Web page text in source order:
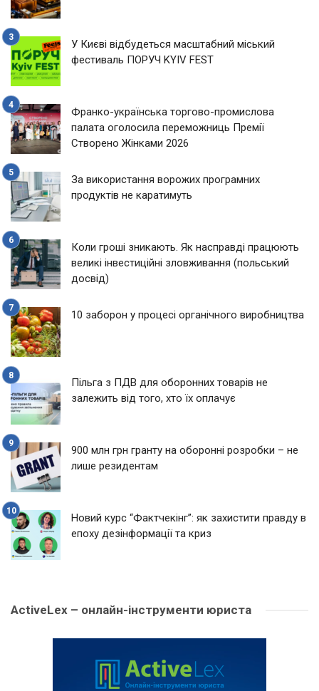
У Києві відбудеться масштабний міський
фестиваль ПОРУЧ KYIV FEST
Франко-українська торгово-промислова
палата оголосила переможниць Премії
Створено Жінками 2026
За використання ворожих програмних
продуктів не каратимуть
Коли гроші зникають. Як насправді працюють
великі інвестиційні зловживання (польський
досвід)
10 заборон у процесі органічного виробництва
Пільга з ПДВ для оборонних товарів не
залежить від того, хто їх оплачує
900 млн грн гранту на оборонні розробки – не
лише резидентам
Новий курс “Фактчекінг”: як захистити правду в
епоху дезінформації та криз
ActiveLex – онлайн-інструменти юриста